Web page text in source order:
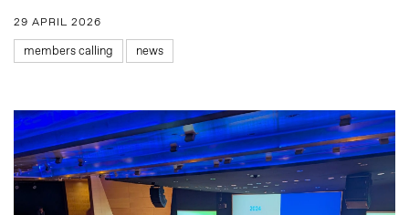
29 APRIL 2026
members calling news